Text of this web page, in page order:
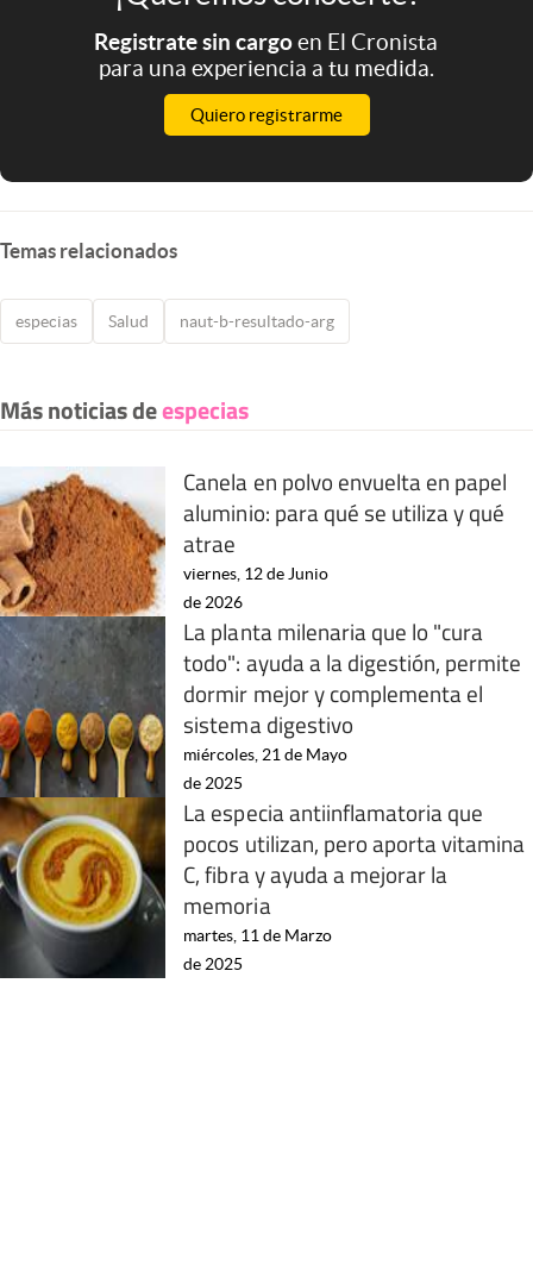
Registrate sin cargoen El Cronista
para una experiencia a tu medida.
Quiero registrarme
Temas relacionados
especias Salud naut-b-resultado-arg
Más noticias deespecias
Canela en polvo envuelta en papel
aluminio: para qué se utiliza y qué
atrae
viernes, 12 de Junio
de 2026
La planta milenaria que lo "cura
todo": ayuda a la digestión, permite
dormir mejor y complementa el
sistema digestivo
miércoles, 21 de Mayo
de 2025
La especia antiinflamatoria que
pocos utilizan, pero aporta vitamina
C, fibra y ayuda a mejorar la
memoria
martes, 11 de Marzo
de 2025